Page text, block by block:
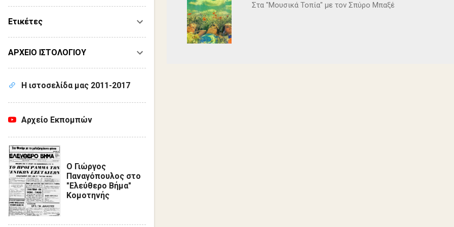
Στα "Μουσικά Τοπία" με τον Σπύρο Μπαξέ
Ετικέτες
ΑΡΧΕΙΟ ΙΣΤΟΛΟΓΙΟΥ
Η ιστοσελίδα μας 2011-2017
Αρχείο Εκπομπών
Ο Γιώργος
Παναγόπουλος στο
"Ελεύθερο Βήμα"
Κομοτηνής